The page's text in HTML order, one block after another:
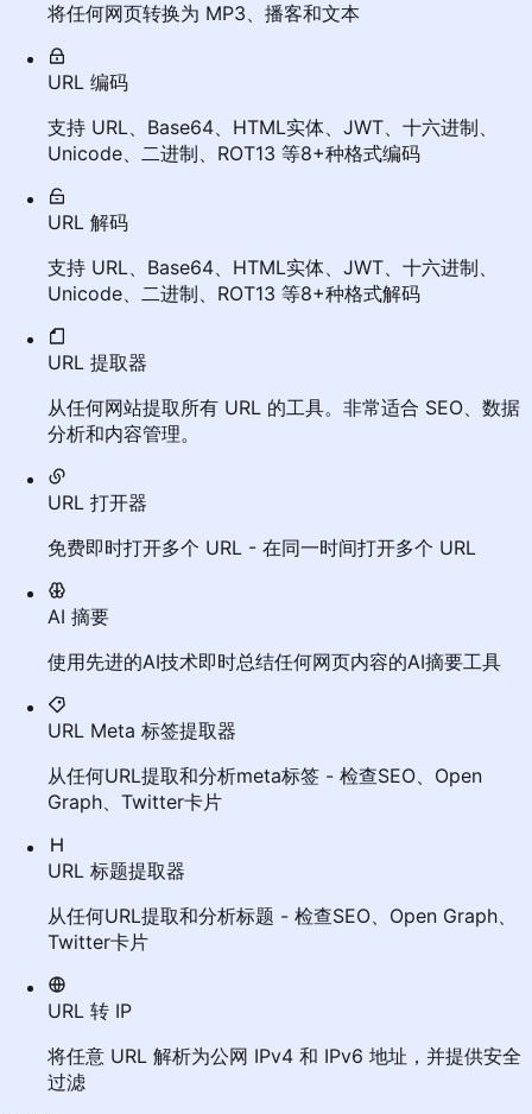
将任何网页转换为 MP3、播客和文本
URL 编码
支持 URL、Base64、HTML实体、JWT、十六进制、
Unicode、二进制、ROT13 等8+种格式编码
URL 解码
支持 URL、Base64、HTML实体、JWT、十六进制、
Unicode、二进制、ROT13 等8+种格式解码
URL 提取器
从任何网站提取所有 URL 的工具。非常适合 SEO、数据
分析和内容管理。
URL 打开器
免费即时打开多个 URL - 在同一时间打开多个 URL
AI 摘要
使用先进的AI技术即时总结任何网页内容的AI摘要工具
URL Meta 标签提取器
从任何URL提取和分析meta标签 - 检查SEO、Open
Graph、Twitter卡片
URL 标题提取器
从任何URL提取和分析标题 - 检查SEO、Open Graph、
Twitter卡片
URL 转 IP
将任意 URL 解析为公网 IPv4 和 IPv6 地址，并提供安全
过滤